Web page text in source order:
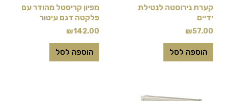
קערת נירוסטה לנטילת
ידיים
₪57.00
הוספה לסל
מפיון קריסטל מהודר עם
פלקטה דגם עיטור
₪142.00
הוספה לסל